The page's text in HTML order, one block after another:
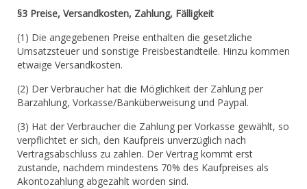
§3 Preise, Versandkosten, Zahlung, Fälligkeit
(1) Die angegebenen Preise enthalten die gesetzliche
Umsatzsteuer und sonstige Preisbestandteile. Hinzu kommen
etwaige Versandkosten.
(2) Der Verbraucher hat die Möglichkeit der Zahlung per
Barzahlung, Vorkasse/Banküberweisung und Paypal.
(3) Hat der Verbraucher die Zahlung per Vorkasse gewählt, so
verpflichtet er sich, den Kaufpreis unverzüglich nach
Vertragsabschluss zu zahlen. Der Vertrag kommt erst
zustande, nachdem mindestens 70% des Kaufpreises als
Akontozahlung abgezahlt worden sind.